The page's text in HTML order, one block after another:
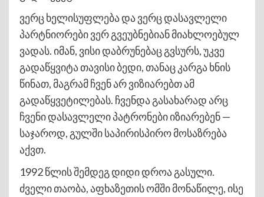
ვერც ხელისუფლება და ვერც დასავლელი
პარტნიორები ვერ გვეუბნებიან მიახლოებულ
ვადას. იმან, ვისი დაბრუნებაც გვსურს, უკვე
გადაწყვიტა თავისი ბედი, თანაც კარგა ხნის
წინათ, მაგრამ ჩვენ არ ვიზიარებთ ამ
გადაწყვეტილებას. ჩვენდა გასახარად არც
ჩვენი დასავლელი პატრონები იზიარებენ —
საჯაროდ, გულში საპირისპირო მოსაზრება
აქვთ.
1992 წლის შემდეგ დიდი დროა გასული.
ძველი თაობა, აფხაზეთის ომში მონაწილე, ისე